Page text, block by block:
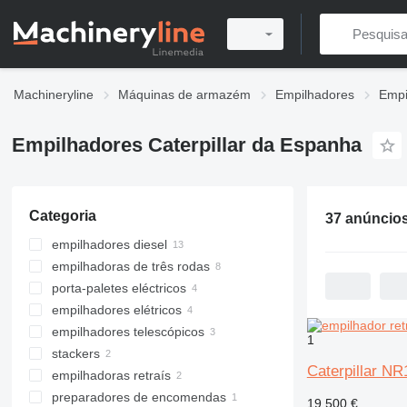
Machineryline Máquinas de armazém Empilhadores
Empilhadores Caterpillar da Espanha
Categoria
empilhadores diesel
empilhadoras de três rodas
porta-paletes eléctricos
empilhadores elétricos
empilhadores telescópicos
stackers
empilhadoras retraís
preparadores de encomendas
37
1
Caterpillar
19 500 €